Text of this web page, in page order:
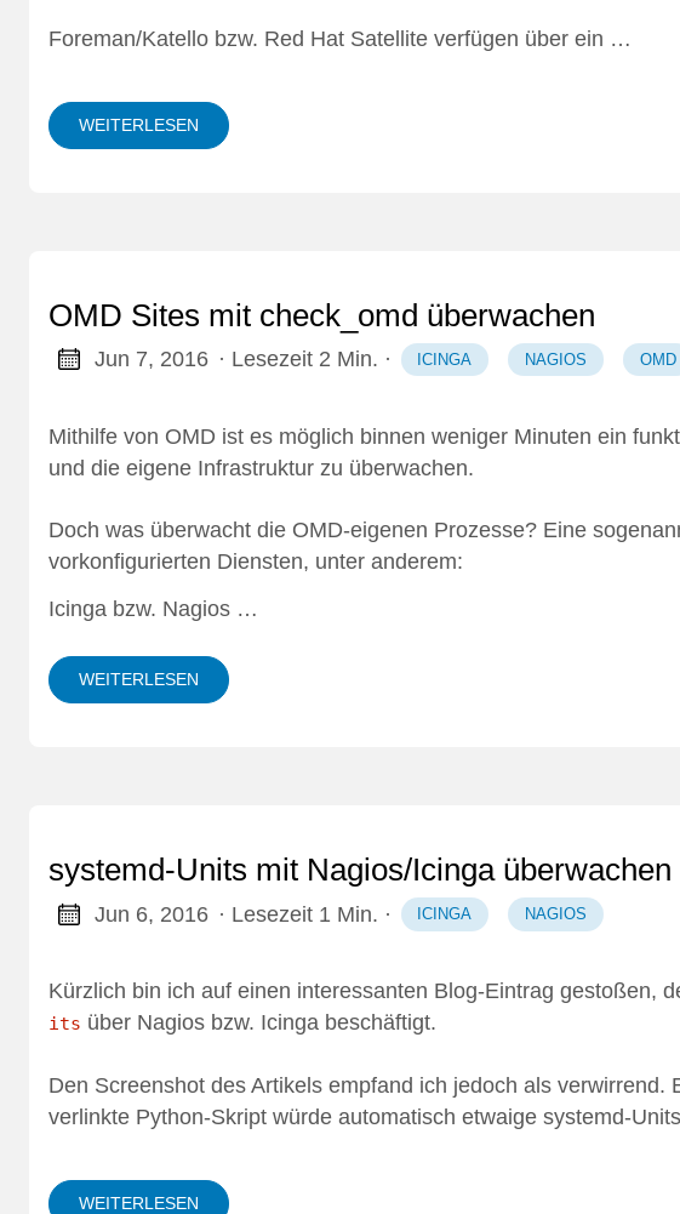
Foreman/Katello bzw. Red Hat Satellite verfügen über ein …
WEITERLESEN
OMD Sites mit check_omd überwachen
Jun 7, 2016 · Lesezeit 2 Min. · ICINGA NAGIOS OMD
Mithilfe von OMD ist es möglich binnen weniger Minuten ein
und die eigene Infrastruktur zu überwachen.
Doch was überwacht die OMD-eigenen Prozesse? Eine
vorkonfigurierten Diensten, unter anderem:
Icinga bzw. Nagios …
WEITERLESEN
systemd-Units mit Nagios/Icinga überwachen
Jun 6, 2016 · Lesezeit 1 Min. · ICINGA NAGIOS
Kürzlich bin ich auf einen interessanten Blog-Eintrag gestoßen,
its über Nagios bzw. Icinga beschäftigt.
Den Screenshot des Artikels empfand ich jedoch als verwirrend.
verlinkte Python-Skript würde automatisch etwaige systemd-
WEITERLESEN